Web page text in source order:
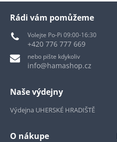
Rádi vám pomůžeme
Volejte Po-Pi 09:00-16:30
+420 776 777 669
nebo pište kdykoliv
info@hamashop.cz
Naše výdejny
Výdejna UHERSKÉ HRADIŠTĚ
O nákupe